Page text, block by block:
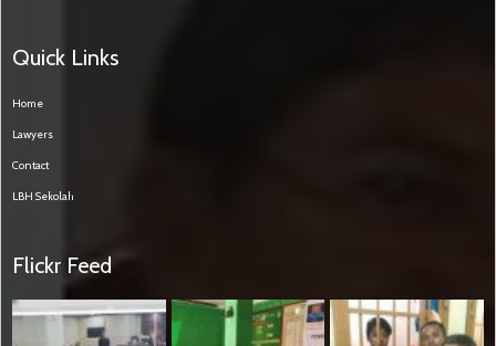
Quick Links
Home
Lawyers
Contact
LBH Sekolah
Flickr Feed